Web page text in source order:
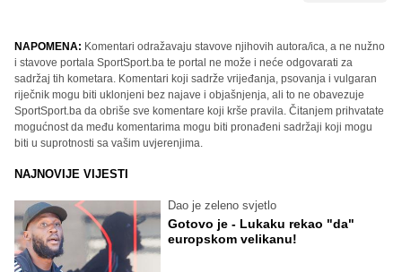
NAPOMENA: Komentari odražavaju stavove njihovih autora/ica, a ne nužno
i stavove portala SportSport.ba te portal ne može i neće odgovarati za
sadržaj tih kometara. Komentari koji sadrže vrijeđanja, psovanja i vulgaran
riječnik mogu biti uklonjeni bez najave i objašnjenja, ali to ne obavezuje
SportSport.ba da obriše sve komentare koji krše pravila. Čitanjem prihvatate
mogućnost da među komentarima mogu biti pronađeni sadržaji koji mogu
biti u suprotnosti sa vašim uvjerenjima.
NAJNOVIJE VIJESTI
Dao je zeleno svjetlo
Gotovo je - Lukaku rekao "da"
europskom velikanu!